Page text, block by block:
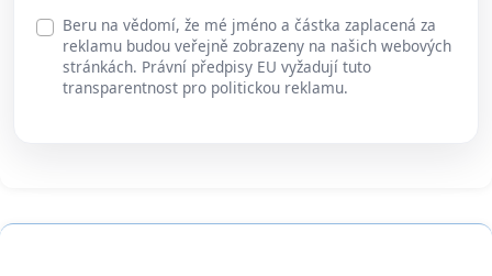
Beru na vědomí, že mé jméno a částka zaplacená za
reklamu budou veřejně zobrazeny na našich webových
stránkách. Právní předpisy EU vyžadují tuto
transparentnost pro politickou reklamu.